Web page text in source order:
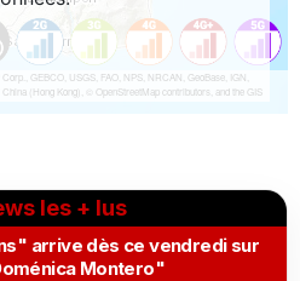
les + lus
arrive dès ce vendredi sur
Montero"